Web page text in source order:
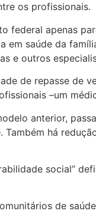
os profissionais.
apenas
saúde da
e outros
de repasse de
–um
anterior,
há
social”
de